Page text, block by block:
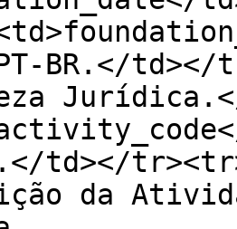
PT-BR.</
td></
da